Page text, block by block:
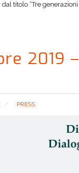
titolo “Tre generazioni
2019
PRESS